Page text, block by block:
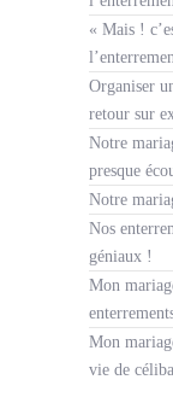
« Mais !
Organiser
retour sur
Notre
presque
Notre
Nos
géniaux !
Mon
Mon
vie de